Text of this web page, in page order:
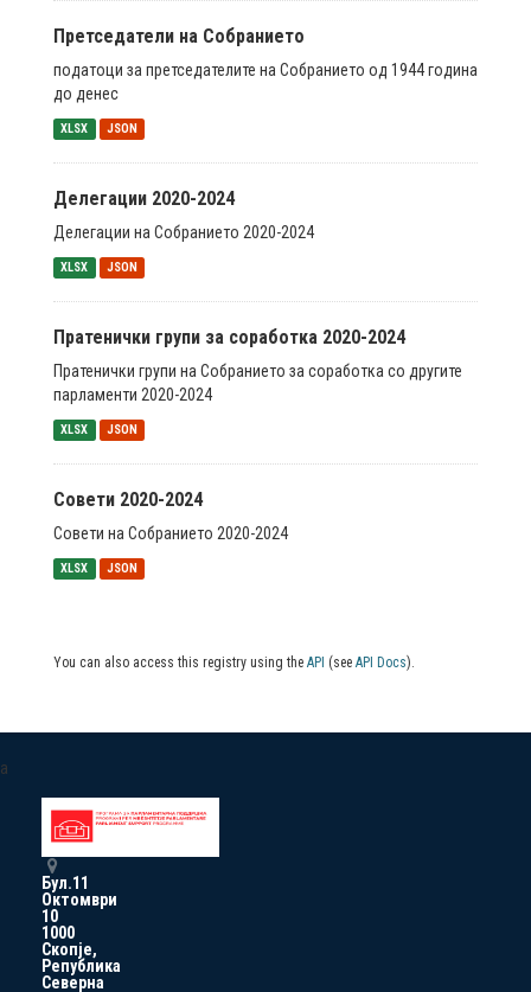
Претседатели на Собранието
податоци за претседателите на Собранието од 1944 година
до денес
XLSX JSON
Делегации 2020-2024
Делегации на Собранието 2020-2024
XLSX JSON
Пратенички групи за соработка 2020-2024
Пратенички групи на Собранието за соработка со другите
парламенти 2020-2024
XLSX JSON
Совети 2020-2024
Совети на Собранието 2020-2024
XLSX JSON
You can also access this registry using the API (see API Docs).
a
Бул.11
Октомври
10
1000
Скопје,
Република
Северна